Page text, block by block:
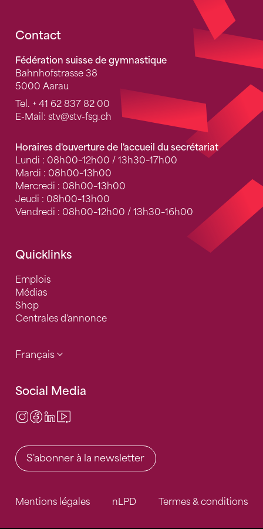
Fusszeile
Contact
Fédération suisse de gymnastique
Bahnhofstrasse 38
5000 Aarau
Tel. + 41 62 837 82 00
E-Mail: stv@stv-fsg.ch
Horaires d'ouverture de l'accueil du secrétariat
Lundi : 08h00–12h00 / 13h30–17h00
Mardi : 08h00–13h00
Mercredi : 08h00–13h00
Jeudi : 08h00–13h00
Vendredi : 08h00–12h00 / 13h30–16h00
Quicklinks
Emplois
Médias
Shop
Centrales d'annonce
Français
Social Media
Instagram
Facebook
LinkedIn
S'abonner à la newsletter
Mentions légales nLPD Termes & conditions